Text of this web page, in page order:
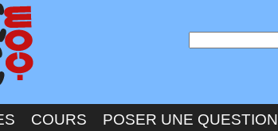
COURS POSER UNE QUESTION